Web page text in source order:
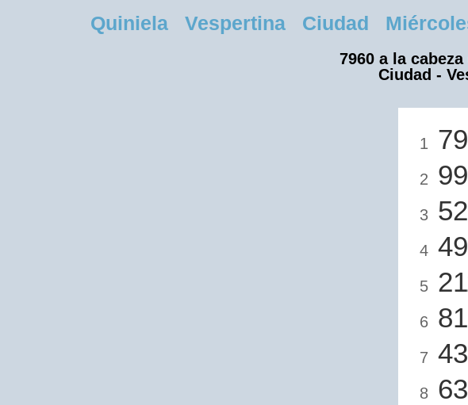
Quiniela Vespertina Ciudad Miércoles
7960 a la
Ciudad -
1
2
3
4
5
6
7
8